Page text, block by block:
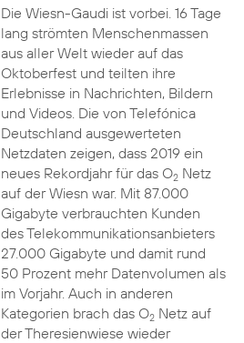
Die Wiesn-Gaudi ist vorbei. 16 Tage
lang strömten Menschenmassen
aus aller Welt wieder auf das
Oktoberfest und teilten ihre
Erlebnisse in Nachrichten, Bildern
und Videos. Die von Telefónica
Deutschland ausgewerteten
Netzdaten zeigen, dass 2019 ein
neues Rekordjahr für das O2Netz
auf der Wiesn war. Mit 87.000
Gigabyte verbrauchten Kunden
des Telekommunikationsanbieters
27.000 Gigabyte und damit rund
50 Prozent mehr Datenvolumen als
im Vorjahr. Auch in anderen
Kategorien brach das O2Netz auf
der Theresienwiese wieder